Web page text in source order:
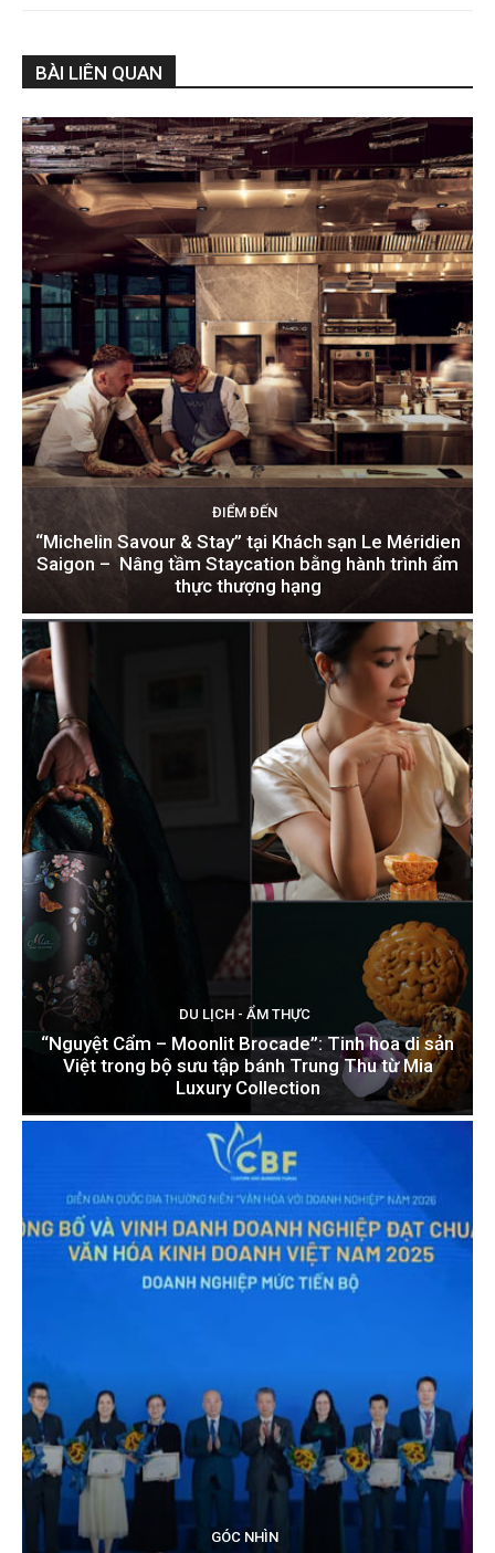
BÀI LIÊN QUAN
ĐIỂM ĐẾN
“Michelin Savour & Stay” tại Khách sạn Le Méridien
Saigon – Nâng tầm Staycation bằng hành trình ẩm
thực thượng hạng
DU LỊCH - ẨM THỰC
“Nguyệt Cẩm – Moonlit Brocade”: Tinh hoa di sản
Việt trong bộ sưu tập bánh Trung Thu từ Mia
Luxury Collection
GÓC NHÌN